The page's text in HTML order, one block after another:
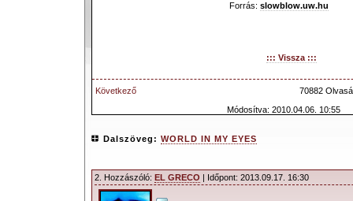
Forrás: slowblow.uw.hu
::: Vissza :::
Következő
70882
Módosítva: 2010.04.06. 10:55
Dalszöveg: WORLD IN MY EYES
2. Hozzászóló: EL GRECO | Időpont: 2013.09.17. 16:30